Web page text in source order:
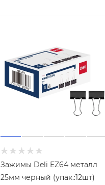
Зажимы Deli EZ64 металл
25мм черный (упак.:12шт)